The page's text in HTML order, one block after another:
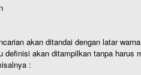
akan ditandai dengan latar
akan ditampilkan tanpa harus
: